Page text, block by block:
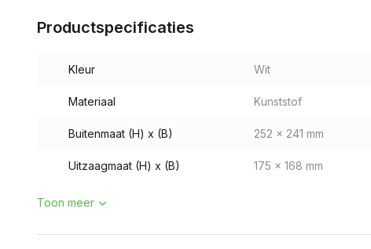
Productspecificaties
Kleur Wit
Materiaal Kunststof
Buitenmaat (H) x (B) 252 x 241 mm
Uitzaagmaat (H) x (B) 175 x 168 mm
Toon meer